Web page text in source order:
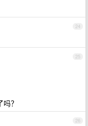
24
25
？
26